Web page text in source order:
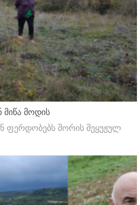
მოდის
ფერდობებს შორის შეყუჟულ